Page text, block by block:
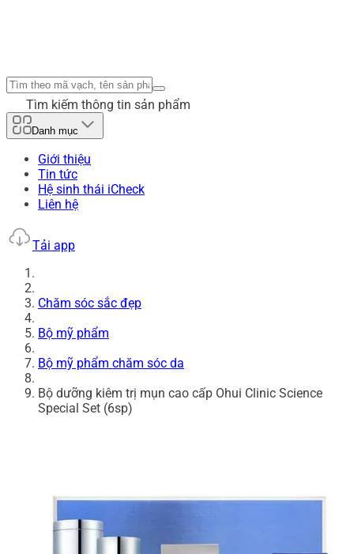
Tìm kiếm thông tin sản phẩm
Danh mục
Giới thiệu
Tin tức
Hệ sinh thái iCheck
Liên hệ
Tải app
Chăm sóc sắc đẹp
Bộ mỹ phẩm
Bộ mỹ phẩm chăm sóc da
Bộ dưỡng kiêm trị mụn cao cấp Ohui Clinic Science
Special Set (6sp)